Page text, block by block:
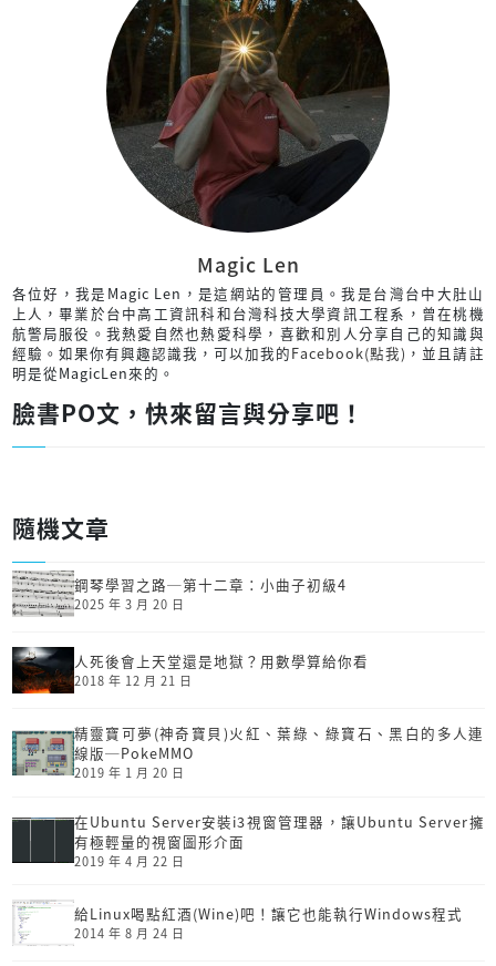
Magic Len
各位好，我是Magic Len，是這網站的管理員。我是台灣台中大肚山
上人，畢業於台中高工資訊科和台灣科技大學資訊工程系，曾在桃機
航警局服役。我熱愛自然也熱愛科學，喜歡和別人分享自己的知識與
經驗。如果你有興趣認識我，可以加我的Facebook(點我) ，並且請註
明是從MagicLen來的。
臉書PO文，快來留言與分享吧！
隨機文章
鋼琴學習之路─第十二章：小曲子初級4
2025 年 3 月 20 日
人死後會上天堂還是地獄？用數學算給你看
2018 年 12 月 21 日
精靈寶可夢(神奇寶貝)火紅、葉綠、綠寶石、黑白的多人連
線版─PokeMMO
2019 年 1 月 20 日
在Ubuntu Server安裝i3視窗管理器，讓Ubuntu Server擁
有極輕量的視窗圖形介面
2019 年 4 月 22 日
給Linux喝點紅酒(Wine)吧！讓它也能執行Windows程式
2014 年 8 月 24 日